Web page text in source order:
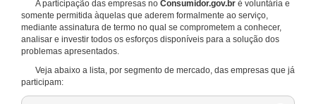
A participação das empresas no Consumidor.gov.br é voluntária e
somente permitida àquelas que aderem formalmente ao serviço,
mediante assinatura de termo no qual se comprometem a conhecer,
analisar e investir todos os esforços disponíveis para a solução dos
problemas apresentados.
Veja abaixo a lista, por segmento de mercado, das empresas que já
participam: